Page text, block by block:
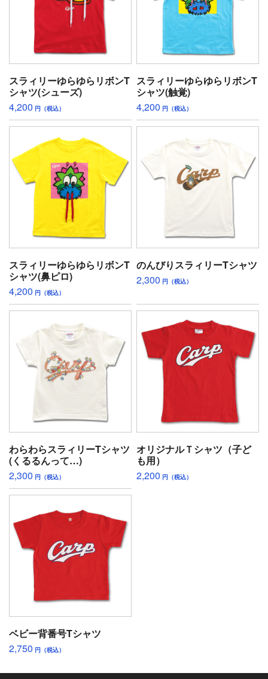
スラィリーゆらゆらリボンT
シャツ(シューズ)
4,200 円（税込）
スラィリーゆらゆらリボンT
シャツ(触覚)
4,200 円（税込）
スラィリーゆらゆらリボンT
シャツ(鼻ピロ)
4,200 円（税込）
のんびりスラィリーTシャツ
2,300 円（税込）
わらわらスラィリーTシャツ
(くるるんって…)
2,300 円（税込）
オリジナルＴシャツ（子ど
も用）
2,200 円（税込）
ベビー背番号Tシャツ
2,750 円（税込）